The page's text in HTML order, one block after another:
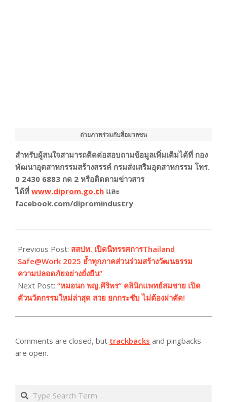
ถ่ายภาพร่วมกับสื่อมวลชน
สำหรับผู้สนใจสามารถติดต่อสอบถามข้อมูลเพิ่มเติมได้ที่ กอง
พัฒนาอุตสาหกรรมสร้างสรรค์ กรมส่งเสริมอุตสาหกรรม โทร.
0 2430 6883 กด 2 หรือติดตามข่าวสาร
ได้ที่ www.diprom.go.th และ
facebook.com/dipromindustry
06-
14
Previous Post: สสปท. เปิดนิทรรศการThailand
Safe@Work 2025 ย้ำทุกภาคส่วนร่วมสร้างวัฒนธรรม
ความปลอดภัยอย่างยั่งยืน”
Next Post: “หมอนก พญ.ศิริพร” คลินิกแพทย์สมชาย เปิด
ตัวนวัตกรรมใหม่ล่าสุด สวย ยกกระชับ ไม่ต้องผ่าตัด!
Comments are closed, but trackbacks and pingbacks
are open.
Search